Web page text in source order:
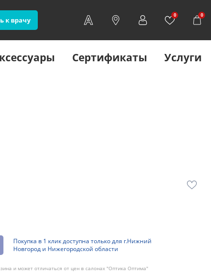
к врачу
0 0
Сертификаты Услуги
Покупка в 1 клик доступна только для г.Нижний
Новгород и Нижегородской области
и может отличаться от цен в салонах "Оптика Оптима"